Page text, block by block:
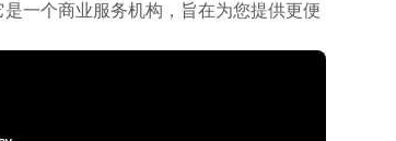
一个商业服务机构，旨在为您提供更便